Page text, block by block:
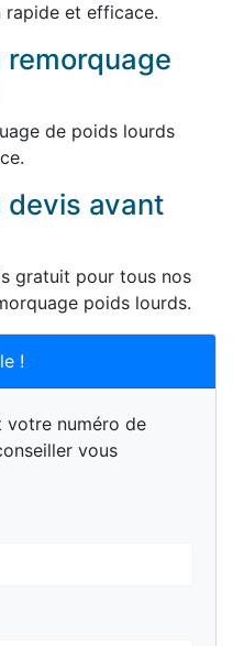
rapide et efficace.
de poids lourds
devis avant
gratuit pour tous nos
poids lourds.
!
votre numéro de
vous